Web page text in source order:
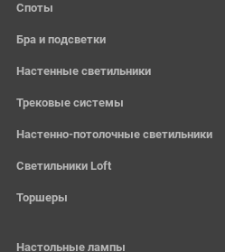
Споты
Бра и подсветки
Настенные светильники
Трековые системы
Настенно-потолочные светильники
Светильники Loft
Торшеры
Настольные лампы